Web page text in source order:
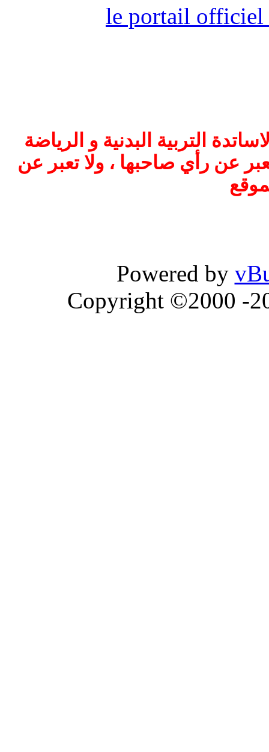
le portail officiel
التربية البدنية و الرياضة
عن رأي صاحبها ، ولا تعبر عن
Powered by
Copyright ©2000 -